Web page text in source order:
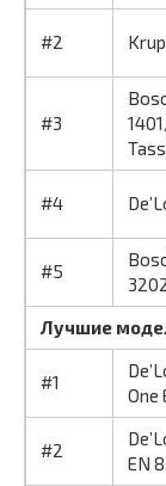
#2
#3
#4
#5
Лучшие
#1
One
#2
EN